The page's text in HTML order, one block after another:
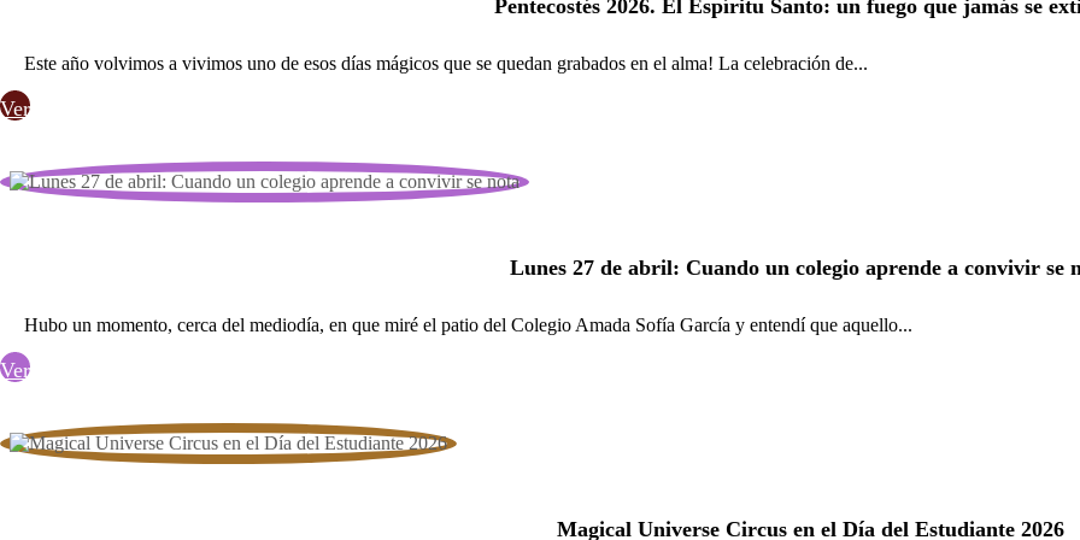
Pentecostés 2026. El Espíritu Santo: un fuego que jamás se
Este año volvimos a vivimos uno de esos días mágicos que se quedan grabados en el alma! La celebración de...
Ver
Lunes 27 de abril: Cuando un colegio aprende a convivir se
Hubo un momento, cerca del mediodía, en que miré el patio del Colegio Amada Sofía García y entendí que aquello...
Ver
Magical Universe Circus en el Día del Estudiante 2026